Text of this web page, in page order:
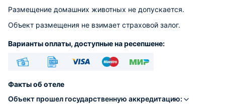
Размещение домашних животных не допускается.
Объект размещения не взимает страховой залог.
Варианты оплаты, доступные на ресепшене:
Факты об отеле
Объект прошел государственную аккредитацию: